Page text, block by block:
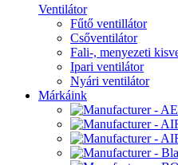
Ventilátor
Fűtő ventillátor
Csőventilátor
Fali-, menyezeti
Ipari ventilátor
Nyári ventilátor
Márkáink